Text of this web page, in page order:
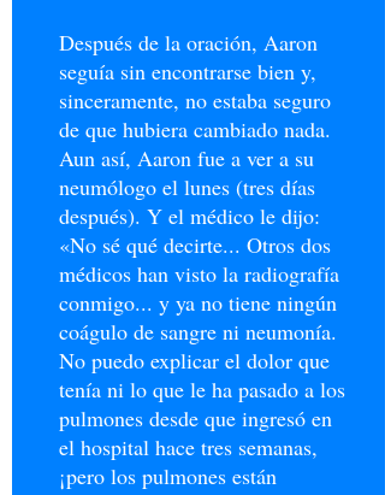
Después de la oración, Aaron
seguía sin encontrarse bien y,
sinceramente, no estaba seguro
de que hubiera cambiado nada.
Aun así, Aaron fue a ver a su
neumólogo el lunes (tres días
después). Y el médico le dijo:
«No sé qué decirte... Otros dos
médicos han visto la radiografía
conmigo... y ya no tiene ningún
coágulo de sangre ni neumonía.
No puedo explicar el dolor que
tenía ni lo que le ha pasado a los
pulmones desde que ingresó en
el hospital hace tres semanas,
¡pero los pulmones están